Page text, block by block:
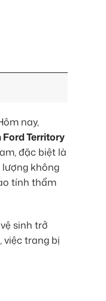
nay,
Territory
đặc biệt là
không
tính thẩm
sinh trở
việc trang bị